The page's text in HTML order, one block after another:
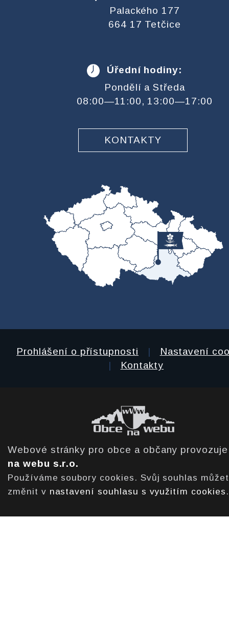
Palackého 177
664 17 Tetčice
Úřední hodiny:
Pondělí a Středa
08:00—11:00, 13:00—17:00
KONTAKTY
Prohlášení o přístupnosti |
Nastavení
|
Kontakty
Webové stránky pro obce a občany
na webu s.r.o.
Používáme soubory cookies. Svůj souhlas
změnit v nastavení souhlasu s využitím cookies .